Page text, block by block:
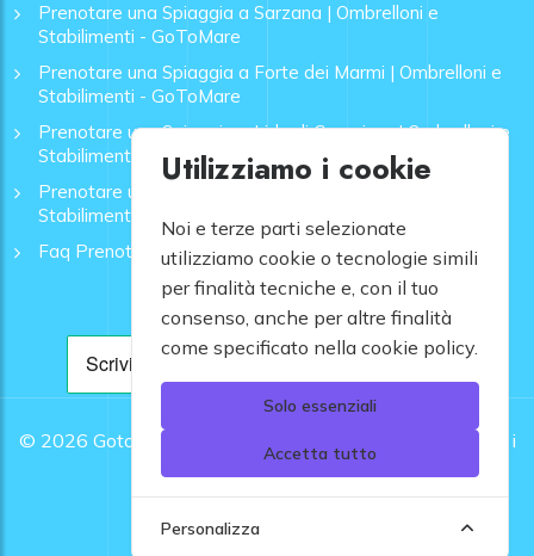
Prenotare una Spiaggia a Sarzana | Ombrelloni e
Stabilimenti - GoToMare
Prenotare una Spiaggia a Forte dei Marmi | Ombrelloni e
Stabilimenti - GoToMare
Prenotare una Spiaggia a Lido di Camaiore | Ombrelloni e
Stabilimenti - GoToMare
Prenotare una Spiaggia a Rapallo | Ombrelloni e
Stabilimenti - GoToMare
Faq Prenotazione Spiagge
© 2026 Gotomare srl - Partita IVA 12948810960 .
Tutti i
diritti riservati.
Utilizziamo i cookie
Noi e terze parti selezionate
utilizziamo cookie o tecnologie simili
per finalità tecniche e, con il tuo
consenso, anche per altre finalità
come specificato nella cookie policy.
Solo essenziali
Accetta tutto
Personalizza